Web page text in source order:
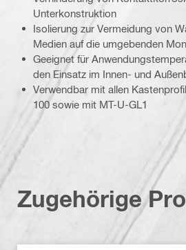
Unterkonstruktion
Isolierung zur Vermeidung von
Medien auf die umgebenden
Geeignet für
den Einsatz im Innen- und
Verwendbar mit allen
100 sowie mit MT-U-GL1
Zugehörige